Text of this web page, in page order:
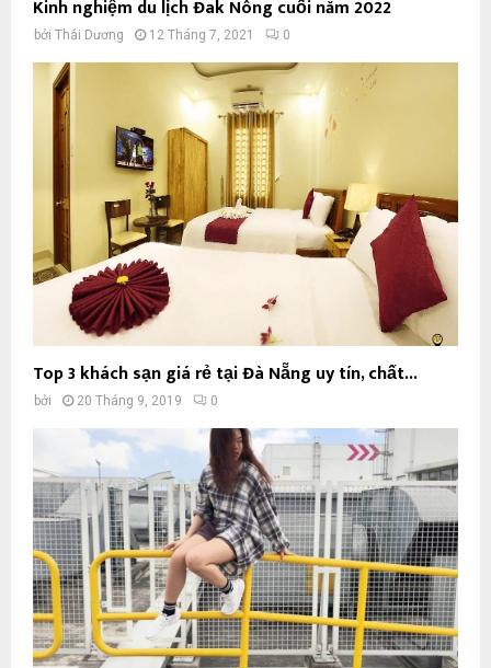
Kinh nghiệm du lịch Đak Nông cuối năm 2022
bởi Thái Dương 12 Tháng 7, 2021 0
Top 3 khách sạn giá rẻ tại Đà Nẵng uy tín, chất...
bởi 20 Tháng 9, 2019 0